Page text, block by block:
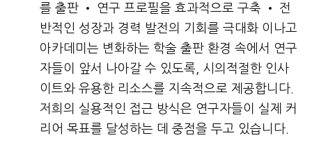
를 출판 • 연구 프로필을 효과적으로 구축 • 전
반적인 성장과 경력 발전의 기회를 극대화 이나고
아카데미는 변화하는 학술 출판 환경 속에서 연구
자들이 앞서 나아갈 수 있도록, 시의적절한 인사
이트와 유용한 리소스를 지속적으로 제공합니다.
저희의 실용적인 접근 방식은 연구자들이 실제 커
리어 목표를 달성하는 데 중점을 두고 있습니다.